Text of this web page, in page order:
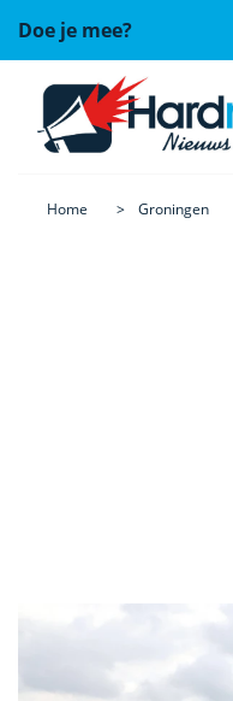
Doe je mee?
Home Groningen